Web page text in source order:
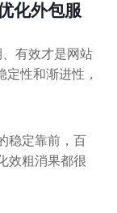
化外包服
有效才是网站
性和渐进性，
稳定靠前，百
效粗消果都很